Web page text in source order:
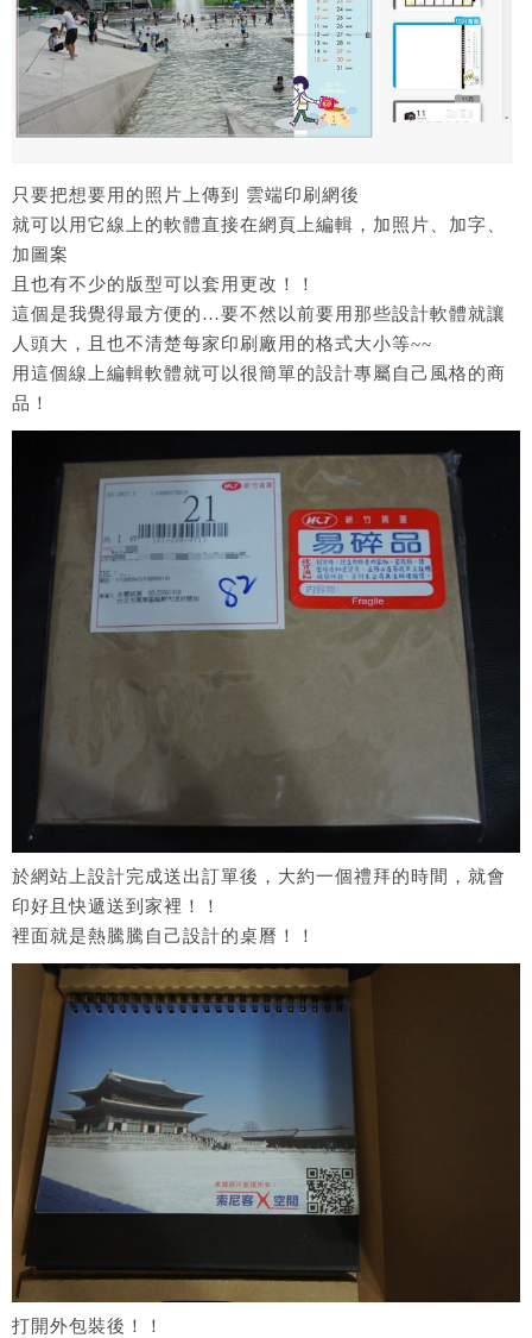
只要把想要用的照片上傳到 雲端印刷網後
就可以用它線上的軟體直接在網頁上編輯，加照片、加字、
加圖案
且也有不少的版型可以套用更改！！
這個是我覺得最方便的…要不然以前要用那些設計軟體就讓
人頭大，且也不清楚每家印刷廠用的格式大小等~~
用這個線上編輯軟體就可以很簡單的設計專屬自己風格的商
品！
於網站上設計完成送出訂單後，大約一個禮拜的時間，就會
印好且快遞送到家裡！！
裡面就是熱騰騰自己設計的桌曆！！
打開外包裝後！！